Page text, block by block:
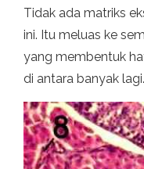
Tidak ada matriks
ini. Itu meluas ke
yang membentuk
di antara banyak lagi.